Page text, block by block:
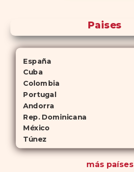
Paises
España
Cuba
Colombia
Portugal
Andorra
Rep. Dominicana
México
Túnez
más países